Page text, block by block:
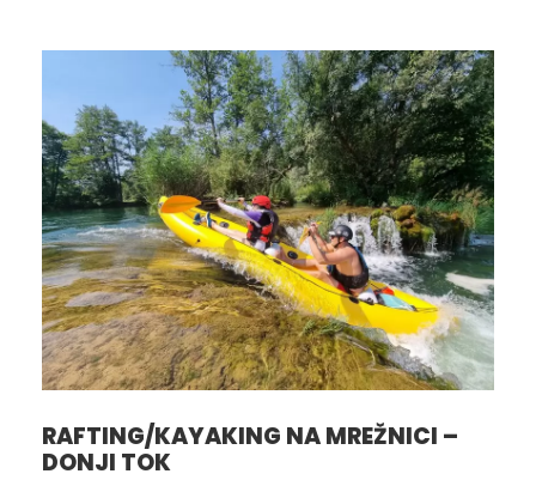
RAFTING/KAYAKING NA MREŽNICI –
DONJI TOK